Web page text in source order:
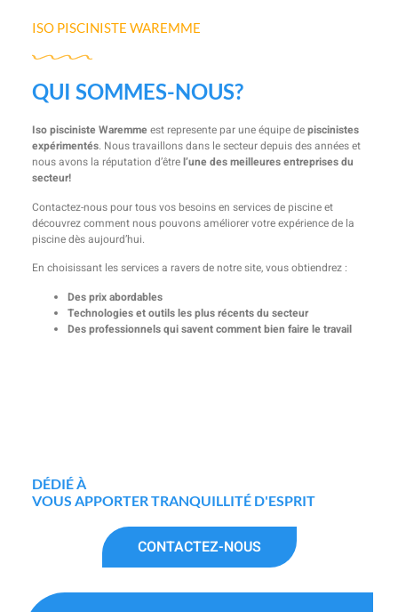
ISO PISCINISTE WAREMME
QUI SOMMES-NOUS?
Iso pisciniste Waremme est represente par une équipe depiscinistes
expérimentés. Nous travaillons dans le secteur depuis des années et
nous avons la réputation d’êtrel’une des meilleures entreprises du
secteur!
Contactez-nous pour tous vos besoins en services de piscine et
découvrez comment nous pouvons améliorer votre expérience de la
piscine dès aujourd’hui.
En choisissant les services a ravers de notre site, vous obtiendrez :
Des prix abordables
Technologies et outils les plus récents du secteur
Des professionnels qui savent comment bien faire le travail
DÉDIÉ À
VOUS APPORTER TRANQUILLITÉ D'ESPRIT
CONTACTEZ-NOUS